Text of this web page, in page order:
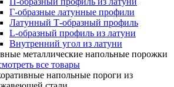
Г-образные латунные профили
Латунный Т-образный профиль
L-образный профиль из латуни
Внутренний угол из латуни
металлические напольные порожки
все товары
напольные пороги из